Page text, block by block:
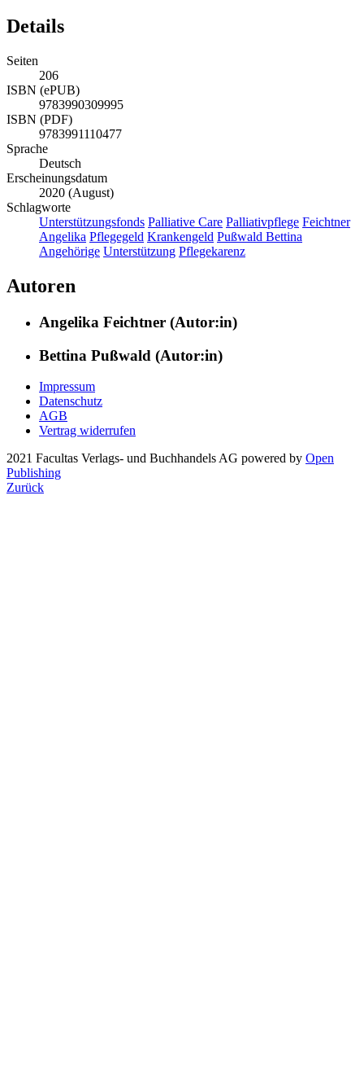
Details
Seiten
206
ISBN (ePUB)
9783990309995
ISBN (PDF)
9783991110477
Sprache
Deutsch
Erscheinungsdatum
2020 (August)
Schlagworte
Unterstützungsfonds Palliative Care Palliativpflege Feichtner
Angelika Pflegegeld Krankengeld Pußwald Bettina
Angehörige Unterstützung Pflegekarenz
Autoren
Angelika Feichtner (Autor:in)
Bettina Pußwald (Autor:in)
Impressum
Datenschutz
AGB
Vertrag widerrufen
2021 Facultas Verlags- und Buchhandels AG powered by Open
Publishing
Zurück